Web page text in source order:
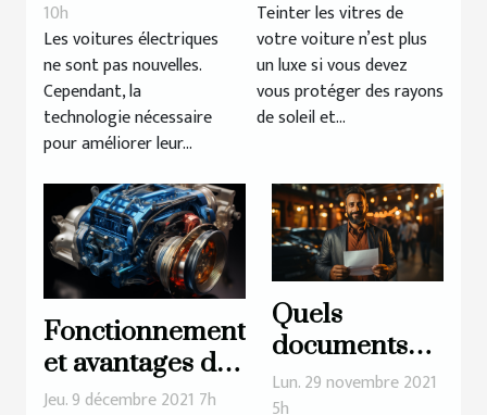
voiture
électrique ?
10h
Les voitures électriques
ne sont pas nouvelles.
Cependant, la
technologie nécessaire
pour améliorer leur...
vitres de sa
voiture ?
Teinter les vitres de
votre voiture n’est plus
un luxe si vous devez
vous protéger des rayons
de soleil et...
Fonctionnement
et avantages du
Turbo de
Jeu. 9 décembre 2021 7h
Quels
documents
dois-je
Lun. 29 novembre 2021